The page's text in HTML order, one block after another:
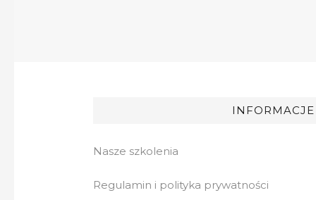
INFORMACJE
Nasze szkolenia
Regulamin i polityka prywatności